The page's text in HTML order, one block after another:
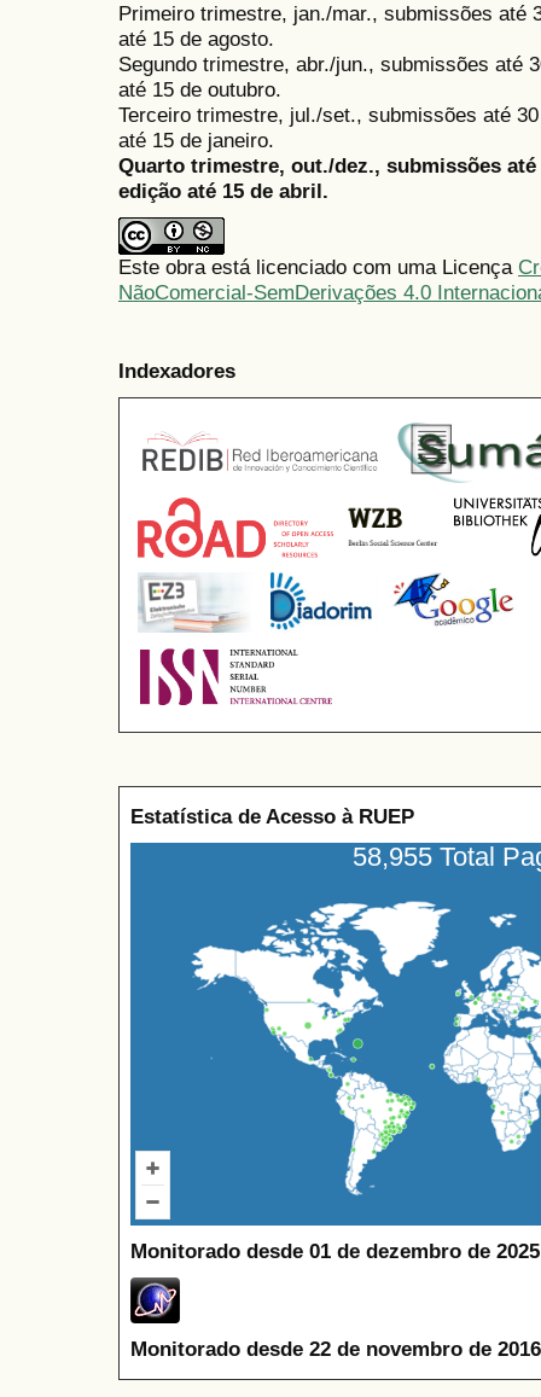
Primeiro trimestre, jan./mar., submissões até
até 15 de agosto.
Segundo trimestre, abr./jun., submissões até
até 15 de outubro.
Terceiro trimestre, jul./set., submissões até
até 15 de janeiro.
Quarto trimestre, out./dez., submissões
edição até 15 de abril.
Este obra está licenciado com uma Licença
NãoComercial-SemDerivações 4.0
Indexadores
Estatística de Acesso à RUEP
58,955 Total
Monitorado desde 01 de dezembro de
Monitorado desde 22 de novembro de